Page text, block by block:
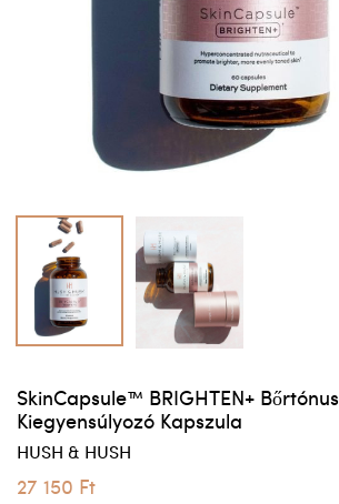
SkinCapsule™ BRIGHTEN+ Bőrtónus
Kiegyensúlyozó Kapszula
HUSH & HUSH
27 150 Ft